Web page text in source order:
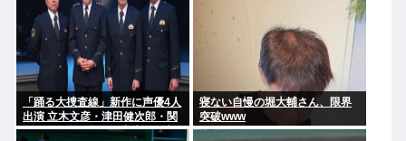
「踊る大捜査線」新作に声優4人
出演 立木文彦・津田健次郎・関
智一・野島健児ら警察庁の最高
寝ない自慢の堀大輔さん、限界
突破www